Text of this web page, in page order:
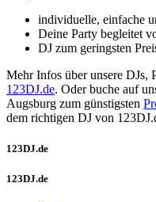
individuelle, einfache
Deine Party begleitet
DJ zum geringsten
Mehr Infos über unsere DJs,
123DJ.de. Oder buche auf
Augsburg zum günstigsten
dem richtigen DJ von
123DJ.de
123DJ.de